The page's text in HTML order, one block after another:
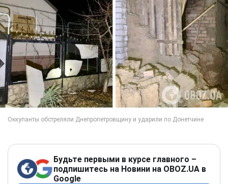
Будьте первыми в курсе главного –
подпишитесь на Новини на OBOZ.UA в
Google